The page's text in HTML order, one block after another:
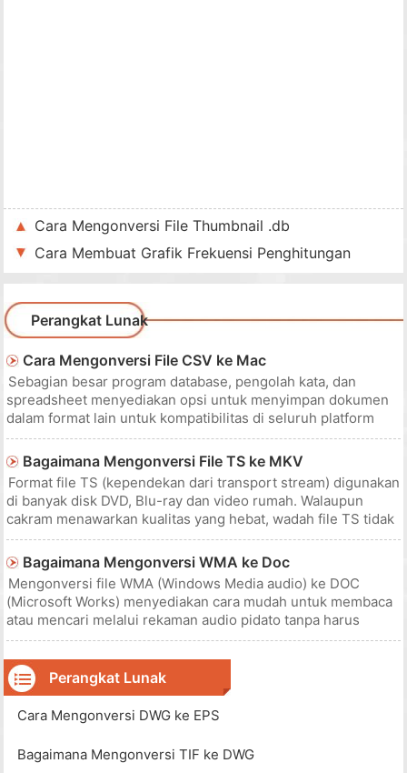
Cara Mengonversi File Thumbnail .db
Cara Membuat Grafik Frekuensi Penghitungan
Perangkat Lunak
Cara Mengonversi File CSV ke Mac
Sebagian besar program database, pengolah kata, dan
spreadsheet menyediakan opsi untuk menyimpan dokumen
dalam format lain untuk kompatibilitas di seluruh platform
dan aplikasi. Format CSV, atau dibatasi koma, berisi
serangkaian bidang data dalam tanda kutip yang dipisahkan
oleh koma. Data, khususny
Bagaimana Mengonversi File TS ke MKV
Format file TS (kependekan dari transport stream) digunakan
di banyak disk DVD, Blu-ray dan video rumah. Walaupun
cakram menawarkan kualitas yang hebat, wadah file TS tidak
selalu kompatibel dengan komputer Anda, PC home theater
atau pemutar media, seperti PopCorn Hour atau WDTV.
Untuk memperbai
Bagaimana Mengonversi WMA ke Doc
Mengonversi file WMA (Windows Media audio) ke DOC
(Microsoft Works) menyediakan cara mudah untuk membaca
atau mencari melalui rekaman audio pidato tanpa harus
mendengarkan atau menyalin keseluruhan rekaman. Program
mudah untuk mengonversi ucapan ke teks adalah Wave to
Text, yang dapat Anda unduh dan
Perangkat Lunak
Cara Mengonversi DWG ke EPS
Bagaimana Mengonversi TIF ke DWG